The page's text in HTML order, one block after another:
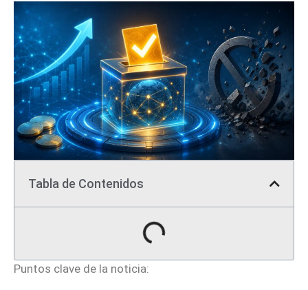
Tabla de Contenidos
Puntos clave de la noticia: